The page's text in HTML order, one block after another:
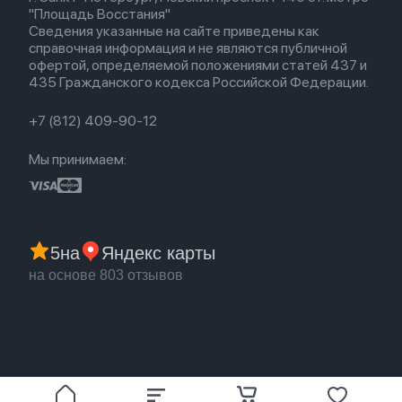
EarPods
Оплата и доставка
Партнерская программа
Гарантия
Обмен и возврат
Бонусы
Популярное
Акции
"Площадь Восстания"
Сведения указанные на сайте приведены как
справочная информация и не являются публичной
офертой, определяемой положениями статей 437 и
435 Гражданского кодекса Российской Федерации.
+7 (812) 409-90-12
Мы принимаем:
5на Яндекс карты
на основе 803 отзывов